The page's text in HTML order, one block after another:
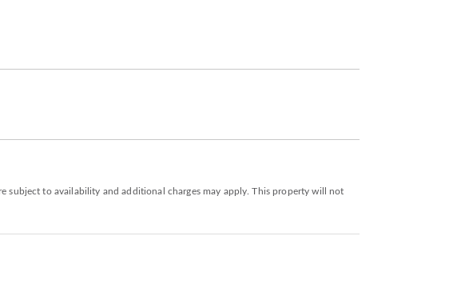
subject to availability and additional charges may apply. This property will not